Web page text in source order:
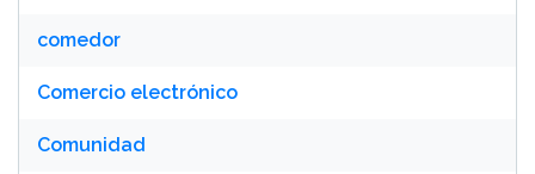
comedor
Comercio electrónico
Comunidad